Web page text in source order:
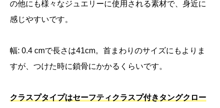
の他にも様々なジュエリーに使用される素材で、身近に
感じやすいです。
幅: 0.4 cmで長さは41cm。首まわりのサイズにもよりま
すが、つけた時に鎖骨にかかるくらいです。
クラスプタイプはセーフティクラスプ付きタングクロー